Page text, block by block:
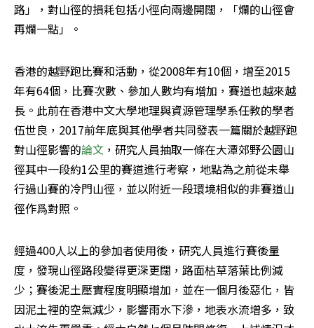
路」，對山徑的損耗包括小徑向兩邊開闊，「爛的山徑會
再爛一點」。
香港的越野跑比賽和活動，從2008年有10個，增至2015
年有64個，比賽次數、參加人數均有增加，賽道也越來越
長。此前在香港中文大學地理與資源管理學系任教的學者
伍世良，2017前年底與其他學者共同發表一篇關於越野跑
對山徑影響的論文 ，研究人員抽取一條在大潭郊野公園山
徑其中一段約1公里的賽道進行考察，地點為之前從未舉
行過山賽的冷門山徑，並以附近一段環境相似的非賽道山
徑作爲對照。
經過400人以上的參加者使用後，研究人員進行賽後量
度，發現山徑路段變得更深更闊，路面枯草落葉比例減
少；賽後泥土壓實程度明顯增加，並在一個月後惡化，皆
因泥土裡的空氣減少，影響雨水下滲，地表水流增多，致